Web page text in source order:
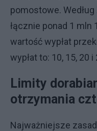
pomostowe.
łącznie ponad 1 mln
wartość wypłat
wypłat to: 10, 15, 20
Limity
otrzymania
Najważniejsze